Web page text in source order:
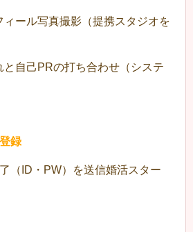
ィール写真撮影（提携スタジオを
自己PRの打ち合わせ（システ
録
（ID・PW）を送信婚活スター